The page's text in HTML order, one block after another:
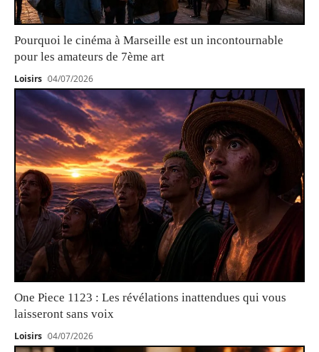
Pourquoi le cinéma à Marseille est un incontournable
pour les amateurs de 7ème art
Loisirs 04/07/2026
One Piece 1123 : Les révélations inattendues qui vous
laisseront sans voix
Loisirs 04/07/2026